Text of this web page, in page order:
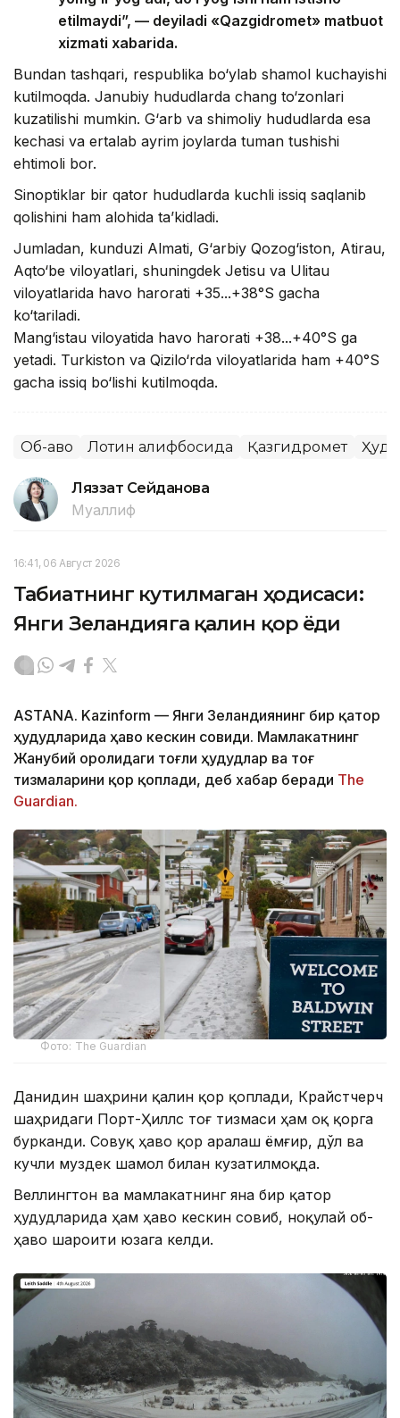
etilmaydi”, — deyiladi «Qazgidromet» matbuot
xizmati xabarida.
Bundan tashqari, respublika bo‘ylab shamol kuchayishi
kutilmoqda. Janubiy hududlarda chang to‘zonlari
kuzatilishi mumkin. G‘arb va shimoliy hududlarda esa
kechasi va ertalab ayrim joylarda tuman tushishi
ehtimoli bor.
Sinoptiklar bir qator hududlarda kuchli issiq saqlanib
qolishini ham alohida ta’kidladi.
Jumladan, kunduzi Almati, G‘arbiy Qozog‘iston, Atirau,
Aqto‘be viloyatlari, shuningdek Jetisu va Ulitau
viloyatlarida havo harorati +35...+38°S gacha
ko‘tariladi.
Mang‘istau viloyatida havo harorati +38...+40°S ga
yetadi. Turkiston va Qizilo‘rda viloyatlarida ham +40°S
gacha issiq bo‘lishi kutilmoqda.
Об-ҳаво Лотин алифбосида Қазгидромет
Ляззат Сейданова
Муаллиф
16:41, 06 Август 2026
Табиатнинг кутилмаган ҳодисаси:
Янги Зеландияга қалин қор ёғди
ASTANA. Kazinform — Янги Зеландиянинг бир қатор
ҳудудларида ҳаво кескин совиди. Мамлакатнинг
Жанубий оролидаги тоғли ҳудудлар ва тоғ
тизмаларини қор қоплади, деб хабар беради The
Guardian.
Фото: The Guardian
Данидин шаҳрини қалин қор қоплади, Крайстчерч
шаҳридаги Порт-Ҳиллс тоғ тизмаси ҳам оқ қорга
бурканди. Совуқ ҳаво қор аралаш ёмғир, дўл ва
кучли муздек шамол билан кузатилмоқда.
Веллингтон ва мамлакатнинг яна бир қатор
ҳудудларида ҳам ҳаво кескин совиб, ноқулай об-
ҳаво шароити юзага келди.